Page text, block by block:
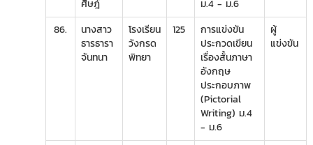
ศิษฎ์
ม.4 - ม.6
86.
นางสาว
ธารธารา
จันทนา
โรงเรียน
วังกรด
พิทยา
125
การแข่งขัน
ประกวดเขียน
เรื่องสั้นภาษา
อังกฤษ
ประกอบภาพ
(Pictorial
Writing) ม.4
- ม.6
ผู้
แข่งขัน